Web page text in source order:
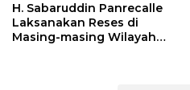
H. Sabaruddin Panrecalle
Laksanakan Reses di
Masing-masing Wilayah